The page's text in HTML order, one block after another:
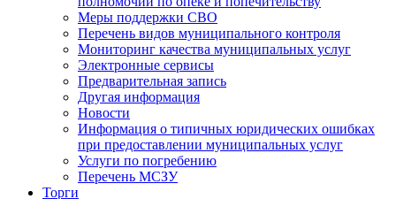
Меры поддержки СВО
Перечень видов муниципального контроля
Мониторинг качества муниципальных услуг
Электронные сервисы
Предварительная запись
Другая информация
Новости
Информация о типичных юридических ошибках
при предоставлении муниципальных услуг
Услуги по погребению
Перечень МСЗУ
Торги